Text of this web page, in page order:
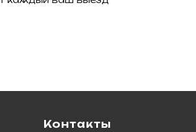
Контакты